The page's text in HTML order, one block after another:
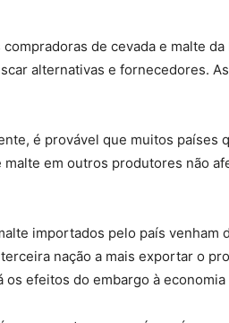
de cevada e malte
alternativas e fornecedores.
é provável que muitos países
em outros produtores não
importados pelo país venham
nação a mais exportar o
efeitos do embargo à economia